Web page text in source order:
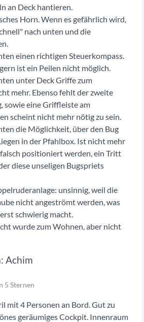
an Deck hantieren.
Horn. Wenn es gefährlich wird,
nach unten und die
einen richtigen Steuerkompass.
ist ein Peilen nicht möglich.
unter Deck Griffe zum
mehr. Ebenso fehlt der zweite
sowie eine Griffleiste am
scheint nicht mehr nötig zu sein.
die Möglichkeit, über den Bug
in der Pfahlbox. Ist nicht mehr
positioniert werden, ein Tritt
diese unseligen Bugspriets
unsinnig, weil die
nicht angeströmt werden, was
schwierig macht.
wurde zum Wohnen, aber nicht
Achim
5 Sternen
mit 4 Personen an Bord. Gut zu
geräumiges Cockpit. Innenraum